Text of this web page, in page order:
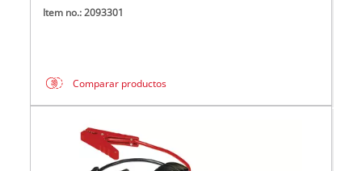
Item no.: 2093301
Comparar productos